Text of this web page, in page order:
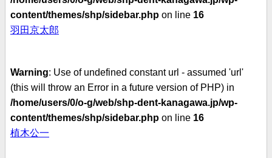
content/themes/shp/sidebar.php on line 16
羽田京太郎
Warning: Use of undefined constant url - assumed 'url'
(this will throw an Error in a future version of PHP) in
/home/users/0/o-g/web/shp-dent-kanagawa.jp/wp-
content/themes/shp/sidebar.php on line 16
植木公一